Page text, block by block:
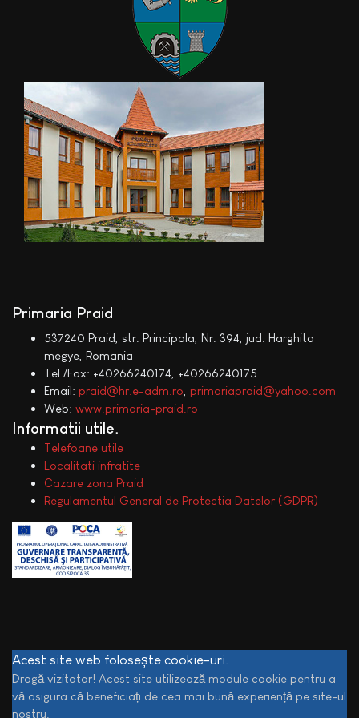
Primaria Praid
537240 Praid, str. Principala, Nr. 394, jud. Harghita
megye, Romania
Tel./Fax: +40266240174, +40266240175
Email: praid@hr.e-adm.ro primariapraid@yahoo.com
Web: www.primaria-praid.ro
Informatii utile
Telefoane utile
Localitati infratite
Cazare zona Praid
Regulamentul General de Protectia Datelor (GDPR)
Acest site web folosește cookie-uri.
Dragă vizitator! Acest site utilizează module cookie pentru a
vă asigura că beneficiați de cea mai bună experiență pe site-ul
nostru.